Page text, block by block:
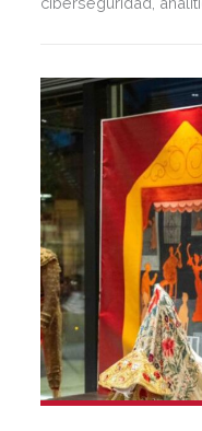
Functions de
de Mercedes-Benz
Málaga, Francisco de